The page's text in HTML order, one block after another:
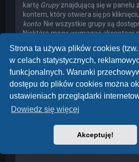
Strona ta używa plików cookies
w celach statystycznych,
funkcjonalnych. Warunki
dostępu do plików cookies można
ustawieniach przeglądarki
Dowiedz się więcej
Akceptuję!
kartę Grupyznajdującą się w panelu
kontem, który otwiera się po
konto. Nie wszystkie grupy są
Niektóre mogą wymagać akceptacji
mogą mieć ukrytych członków.
poprosić o przyjęcie do danej grupy,
odpowiedni przycisk. Prośba o
wymaga akceptacji przyjęcia nowego
zostać zaakceptowana przez lidera
poprosić użytkownika o podanie
chce on dołączyć do tej grupy. W
pytaniami – widocznie miał on swoje
Na górę